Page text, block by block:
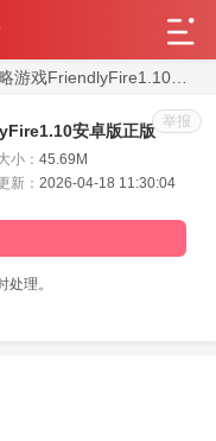
FriendlyFire1.10安卓版正版
安卓版正版
小：45.69M
新：2026-04-18 11:30:04
举报
处理。